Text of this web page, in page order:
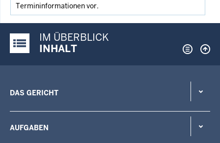
Termininformationen vor.
Justiz-Portal im Überblick:
IM ÜBERBLICK
INHALT
DAS GERICHT
AUFGABEN